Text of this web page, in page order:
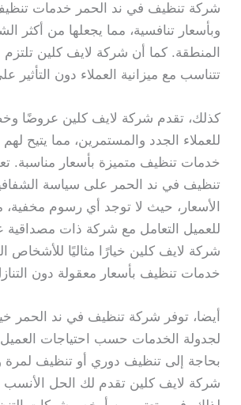
شركة تنظيف في ند الحمر خدمات
وبأسعار تنافسية، مما يجعلها من أكثر
المنطقة. كما أن شركة لايف كلين تلتزم
تتناسب مع ميزانية العملاء دون التأثير
كذلك، تقدم شركة لايف كلين عروضًا
للعملاء الجدد والمستمرين، مما يتيح
خدمات تنظيف متميزة بأسعار مناسبة.
تنظيف في ند الحمر على سياسة
الأسعار، حيث لا توجد أي رسوم
للعميل التعامل مع شركة ذات مصداقية
شركة لايف كلين خيارًا مثاليًا للأشخاص
خدمات تنظيف بأسعار معقولة دون
أيضا، توفر شركة تنظيف في ند الحمر
لجدولة الخدمات حسب احتياجات
بحاجة إلى تنظيف دوري أو تنظيف لمرة
شركة لايف كلين تقدم لك الحل